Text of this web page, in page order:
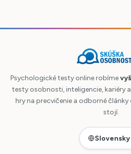
Psychologické testy online robíme
testy osobnosti, inteligencie, kariéry
hry na precvičenie a odborné
stojí.
Slovensky